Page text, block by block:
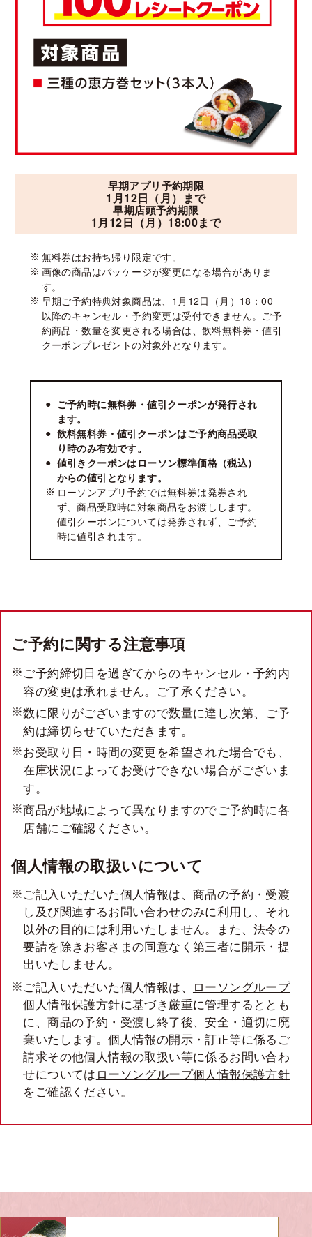
早期アプリ予約期限
1月12日（月） まで
早期店頭予約期限
1月12日（月） 18:00まで
無料券はお持ち帰り限定です。
画像の商品はパッケージが変更になる場合がありま
す。
早期ご予約特典対象商品は、1月12日（月）18：00
以降のキャンセル・予約変更は受付できません。ご予
約商品・数量を変更される場合は、飲料無料券・値引
クーポンプレゼントの対象外となります。
ご予約時に無料券・値引クーポンが発行され
ます。
飲料無料券・値引クーポンはご予約商品受取
り時のみ有効です。
値引きクーポンはローソン標準価格（税込）
からの値引となります。
ローソンアプリ予約では無料券は発券され
ず、商品受取時に対象商品をお渡しします。
値引クーポンについては発券されず、ご予約
時に値引されます。
ご予約に関する注意事項
ご予約締切日を過ぎてからのキャンセル・予約内
容の変更は承れません。ご了承ください。
数に限りがございますので数量に達し次第、ご予
約は締切らせていただきます。
お受取り日・時間の変更を希望された場合でも、
在庫状況によってお受けできない場合がございま
す。
商品が地域によって異なりますのでご予約時に各
店舗にご確認ください。
個人情報の取扱いについて
ご記入いただいた個人情報は、商品の予約・受渡
し及び関連するお問い合わせのみに利用し、それ
以外の目的には利用いたしません。また、法令の
要請を除きお客さまの同意なく第三者に開示・提
出いたしません。
ご記入いただいた個人情報は、
ローソングループ
個人情報保護方針に基づき厳重に管理するととも
に、商品の予約・受渡し終了後、安全・適切に廃
棄いたします。個人情報の開示・訂正等に係るご
請求その他個人情報の取扱い等に係るお問い合わ
せについては ローソングループ個人情報保護方針
をご確認ください。